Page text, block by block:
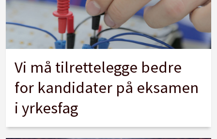
Vi må tilrettelegge bedre
for kandidater på eksamen
i yrkesfag